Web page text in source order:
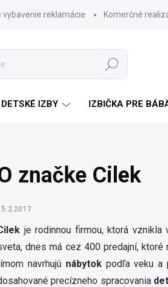
vybavenie reklamácie Komerčné
Hľadať
DETSKÉ IZBY IZBIČKA PRE
značke Cilek
je rodinnou firmou, ktorá
dnes má cez 400 predajní,
navrhujú nábytokpodľa veku a
precízneho spracovania